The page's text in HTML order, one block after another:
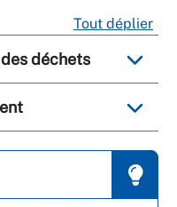
Tout déplier
déchets